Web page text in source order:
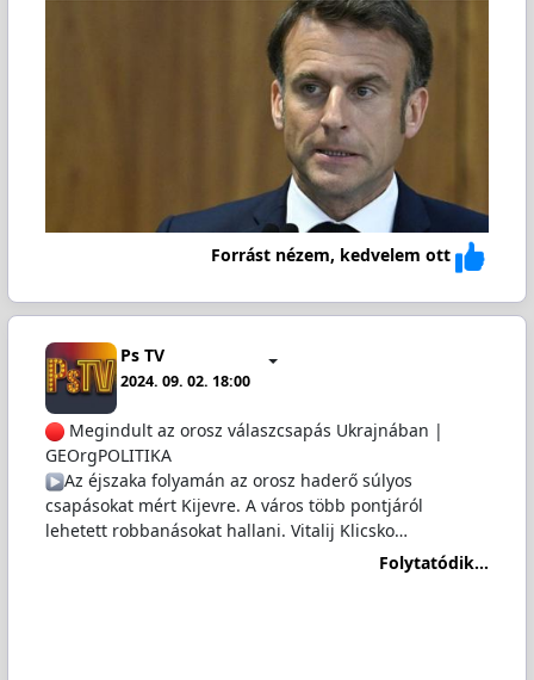
Forrást nézem, kedvelem ott
Ps TV
2024. 09. 02. 18:00
Megindult az orosz válaszcsapás Ukrajnában |
GEOrgPOLITIKA
​Az éjszaka folyamán az orosz haderő súlyos
csapásokat mért Kijevre. A város több pontjáról
lehetett robbanásokat hallani. Vitalij Klicsko…
Folytatódik...